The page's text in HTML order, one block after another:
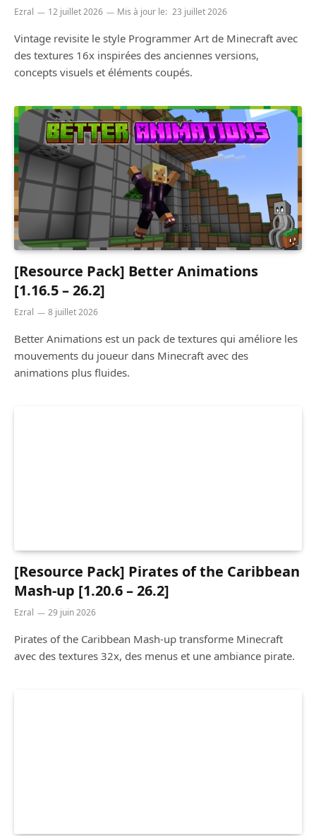
Ezral 12 juillet 2026 Mis à jour le: 23 juillet 2026
Vintage revisite le style Programmer Art de Minecraft avec
des textures 16x inspirées des anciennes versions,
concepts visuels et éléments coupés.
[Resource Pack] Better Animations
[1.16.5 – 26.2]
Ezral 8 juillet 2026
Better Animations est un pack de textures qui améliore les
mouvements du joueur dans Minecraft avec des
animations plus fluides.
[Resource Pack] Pirates of the Caribbean
Mash-up [1.20.6 – 26.2]
Ezral 29 juin 2026
Pirates of the Caribbean Mash-up transforme Minecraft
avec des textures 32x, des menus et une ambiance pirate.